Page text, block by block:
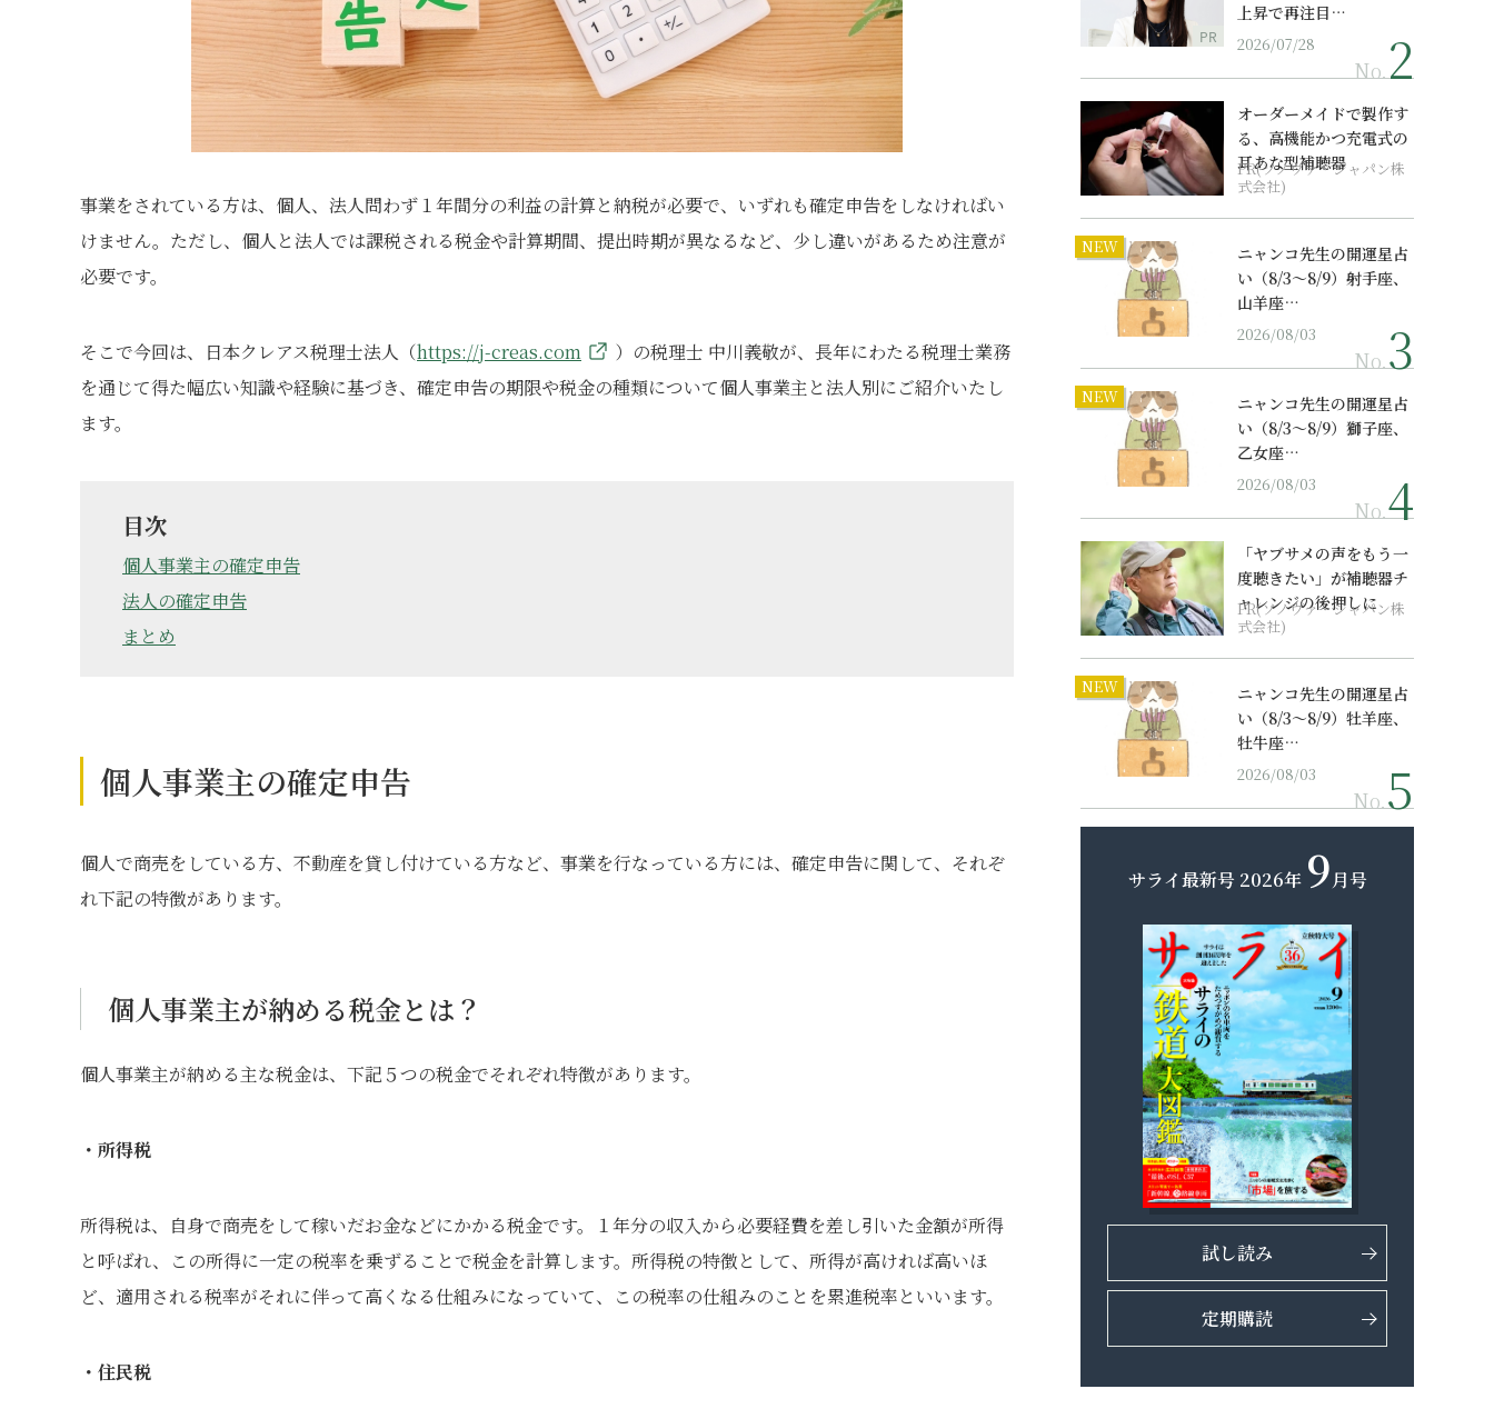
事業をされている方は、個人、法人問わず１年間分の利益の計算と納税が必要で、いずれも確定申告をしなければい
けません。ただし、個人と法人では課税される税金や計算期間、提出時期が異なるなど、少し違いがあるため注意が
必要です。
そこで今回は、日本クレアス税理士法人（https://j-creas.com
）の税理士 中川義敬が、長年にわたる税理士業務
を通じて得た幅広い知識や経験に基づき、確定申告の期限や税金の種類について個人事業主と法人別にご紹介いたし
ます。
目次
個人事業主の確定申告
法人の確定申告
まとめ
個人事業主の確定申告
個人で商売をしている方、不動産を貸し付けている方など、事業を行なっている方には、確定申告に関して、それぞ
れ下記の特徴があります。
個人事業主が納める税金とは？
個人事業主が納める主な税金は、下記５つの税金でそれぞれ特徴があります。
・所得税
所得税は、自身で商売をして稼いだお金などにかかる税金です。１年分の収入から必要経費を差し引いた金額が所得
と呼ばれ、この所得に一定の税率を乗ずることで税金を計算します。所得税の特徴として、所得が高ければ高いほ
ど、適用される税率がそれに伴って高くなる仕組みになっていて、この税率の仕組みのことを累進税率といいます。
・住民税
PR
上昇で再注目…
2026/07/28
No.
オーダーメイドで製作す
る、高機能かつ充電式の
耳あな型補聴器
PR(ソノヴァ・ジャパン株
式会社)
NEW
ニャンコ先生の開運星占
い（8/3～8/9）射手座、
山羊座…
2026/08/03
No.
NEW
ニャンコ先生の開運星占
い（8/3～8/9）獅子座、
乙女座…
2026/08/03
No.
「ヤブサメの声をもう一
度聴きたい」が補聴器チ
ャレンジの後押しに
PR(ソノヴァ・ジャパン株
式会社)
NEW
ニャンコ先生の開運星占
い（8/3～8/9）牡羊座、
牡牛座…
2026/08/03
No.
サライ最新号 2026年 9月号
試し読み
定期購読